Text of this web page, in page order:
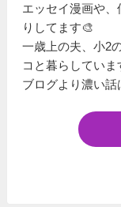
エッセイ漫画や
りしてます🎨
一歳上の夫、小2
コと暮らしていま
ブログより濃い話